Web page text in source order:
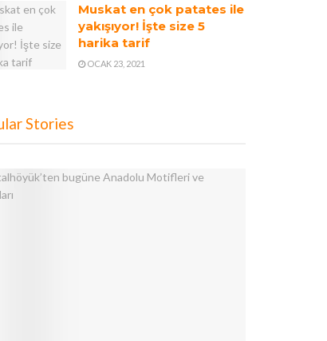
Muskat en çok patates ile
yakışıyor! İşte size 5
harika tarif
OCAK 23, 2021
Stories